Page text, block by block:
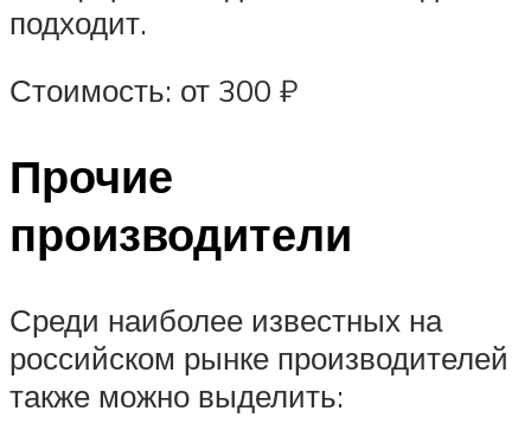
подходит.
Стоимость: от 300 ₽
Прочие
производители
Среди наиболее известных на
российском рынке производителей
также можно выделить: